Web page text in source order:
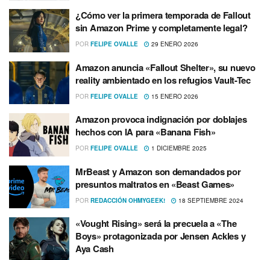
¿Cómo ver la primera temporada de Fallout
sin Amazon Prime y completamente legal?
POR FELIPE OVALLE 29 ENERO 2026
Amazon anuncia «Fallout Shelter», su nuevo
reality ambientado en los refugios Vault-Tec
POR FELIPE OVALLE 15 ENERO 2026
Amazon provoca indignación por doblajes
hechos con IA para «Banana Fish»
POR FELIPE OVALLE 1 DICIEMBRE 2025
MrBeast y Amazon son demandados por
presuntos maltratos en «Beast Games»
POR REDACCIÓN OHMYGEEK! 18 SEPTIEMBRE 2024
«Vought Rising» será la precuela a «The
Boys» protagonizada por Jensen Ackles y
Aya Cash